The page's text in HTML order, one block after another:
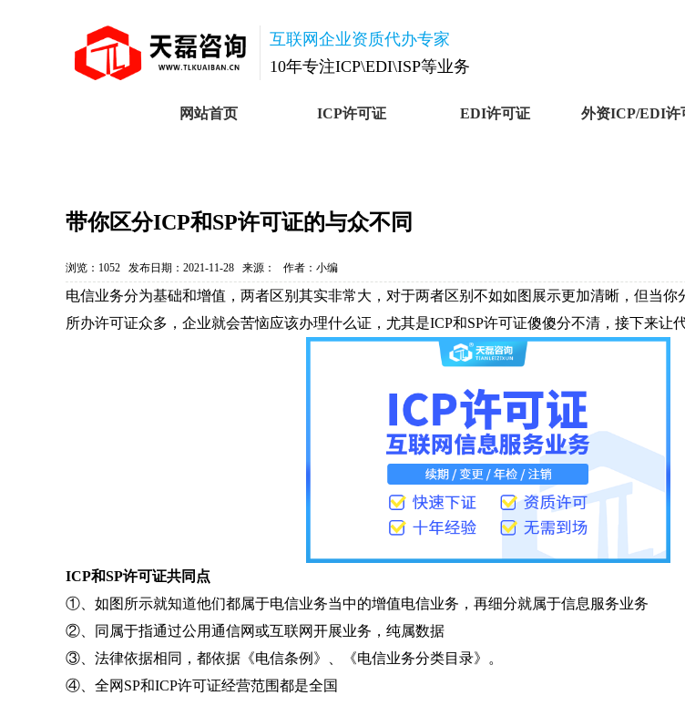
互联网企业资质代办专家
10年专注ICP\EDI\ISP等业务
网站首页 ICP许可证 EDI许可证 外资ICP/EDI许
带你区分ICP和SP许可证的与众不同
浏览： 1052发布日期：2021-11-28来源：作者：小编
电信业务分为基础和增值，两者区别其实非常大，对于两者区别不如如图展示更加清晰，但当你
所办许可证众多，企业就会苦恼应该办理什么证，尤其是ICP和SP许可证傻傻分不清，接下来让
ICP和SP许可证共同点
①、如图所示就知道他们都属于电信业务当中的增值电信业务，再细分就属于信息服务业务
②、同属于指通过公用通信网或互联网开展业务，纯属数据
③、法律依据相同，都依据《电信条例》、《电信业务分类目录》。
④、全网SP和ICP许可证经营范围都是全国